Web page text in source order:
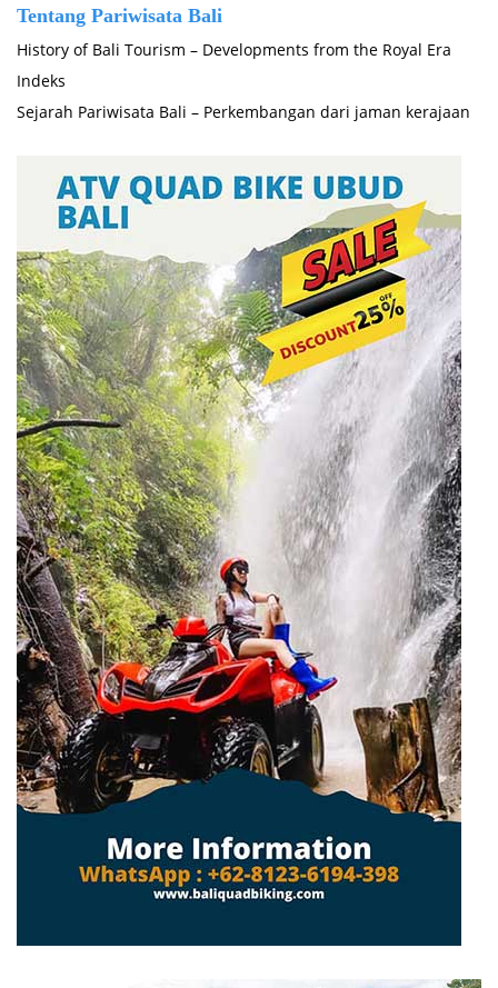
Tentang Pariwisata Bali
History of Bali Tourism – Developments from the Royal Era
Indeks
Sejarah Pariwisata Bali – Perkembangan dari jaman kerajaan